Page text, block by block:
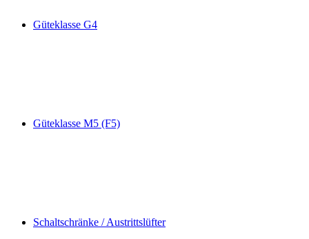
Güteklasse G4
Güteklasse M5 (F5)
Schaltschränke / Austrittslüfter